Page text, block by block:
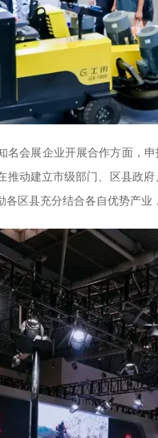
名会展企业开展合作方面，
动建立市级部门、区县政
区县充分结合各自优势产业